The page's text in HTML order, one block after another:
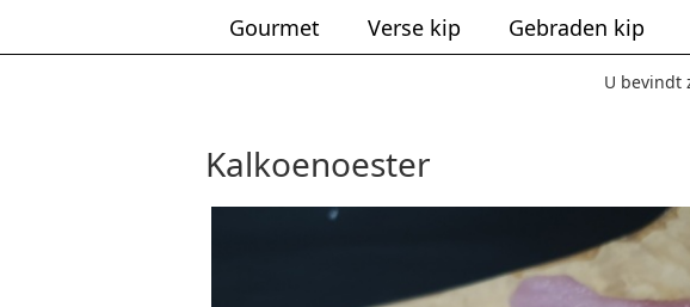
Gourmet
Verse kip Gebraden kip
U bevindt
Kalkoenoester